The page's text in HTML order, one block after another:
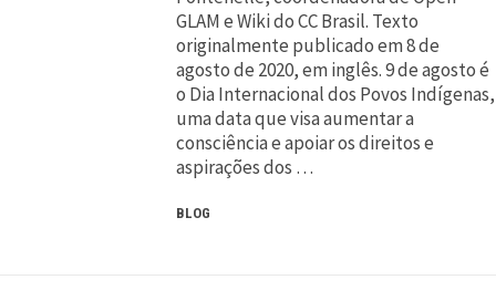
GLAM e Wiki do CC Brasil. Texto
originalmente publicado em 8 de
agosto de 2020, em inglês. 9 de agosto é
o Dia Internacional dos Povos Indígenas,
uma data que visa aumentar a
consciência e apoiar os direitos e
aspirações dos …
BLOG